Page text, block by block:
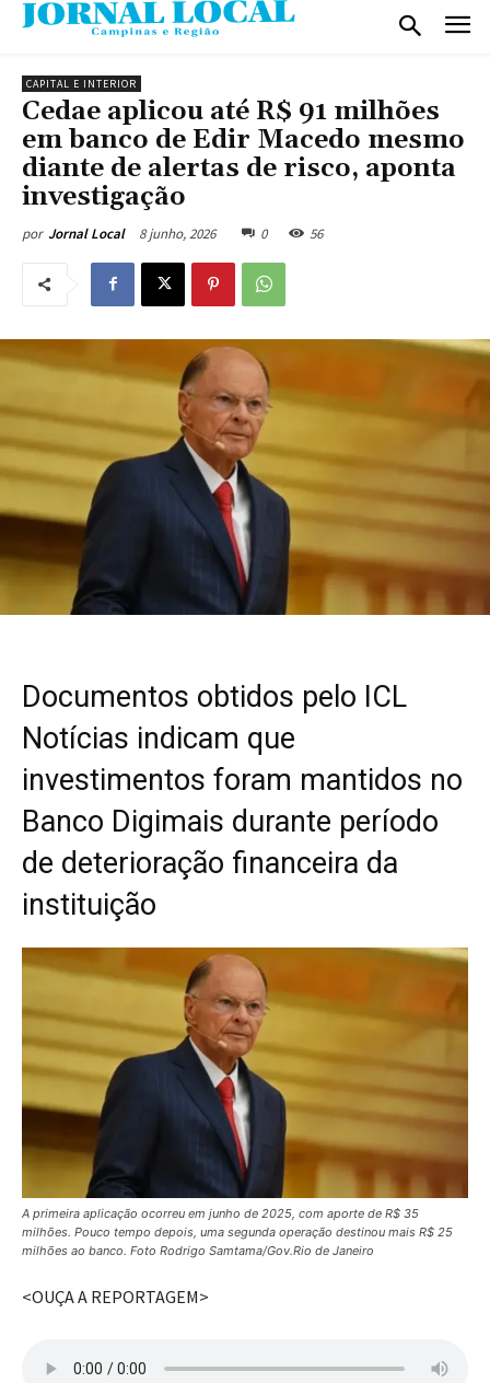
CAPITAL E INTERIOR
Cedae aplicou até R$ 91 milhões
em banco de Edir Macedo mesmo
diante de alertas de risco, aponta
investigação
por Jornal Local 8 junho, 2026 0 56
Documentos obtidos pelo ICL
Notícias indicam que
investimentos foram mantidos no
Banco Digimais durante período
de deterioração financeira da
instituição
A primeira aplicação ocorreu em junho de 2025, com aporte de R$ 35
milhões. Pouco tempo depois, uma segunda operação destinou mais R$ 25
milhões ao banco. Foto Rodrigo Samtama/Gov.Rio de Janeiro
<OUÇA A REPORTAGEM>